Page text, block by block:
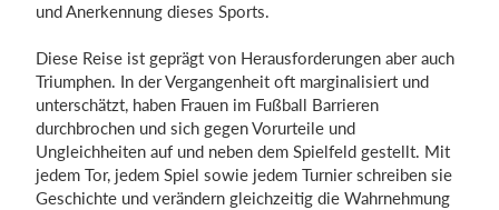
und Anerkennung dieses Sports.
Diese Reise ist geprägt von Herausforderungen aber auch
Triumphen. In der Vergangenheit oft marginalisiert und
unterschätzt, haben Frauen im Fußball Barrieren
durchbrochen und sich gegen Vorurteile und
Ungleichheiten auf und neben dem Spielfeld gestellt. Mit
jedem Tor, jedem Spiel sowie jedem Turnier schreiben sie
Geschichte und verändern gleichzeitig die Wahrnehmung